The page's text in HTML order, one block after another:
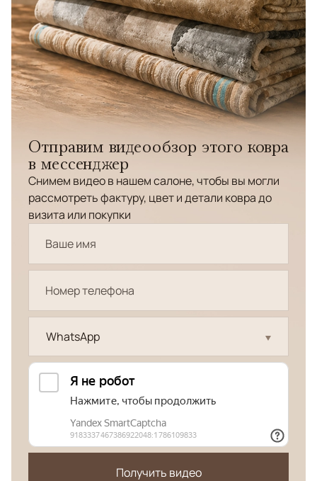
Отправим видеообзор этого ковра
в мессенджер
Снимем видео в нашем салоне, чтобы вы могли
рассмотреть фактуру, цвет и детали ковра до
визита или покупки
WhatsApp
Получить видео